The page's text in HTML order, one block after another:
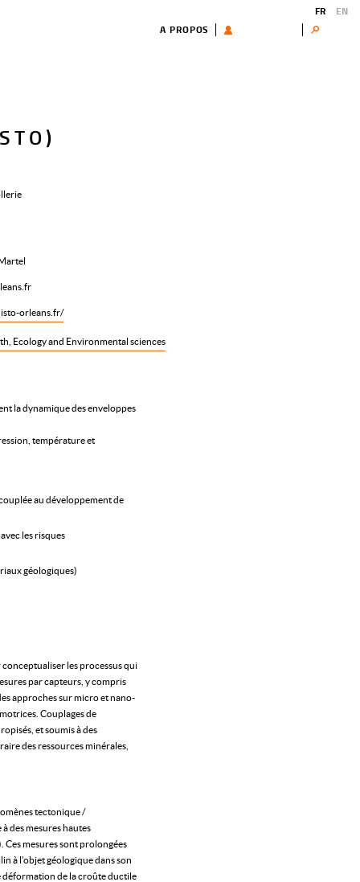
A PROPOS
FR EN
orleans.fr/
Ecology and Environmental sciences
la dynamique des enveloppes
température et
au développement de
les risques
géologiques)
les processus qui
par capteurs, y compris
approches sur micro et nano-
Couplages de
et soumis à des
des ressources minérales,
tectonique /
des mesures hautes
mesures sont prolongées
à l’objet géologique dans son
déformation de la croûte ductile